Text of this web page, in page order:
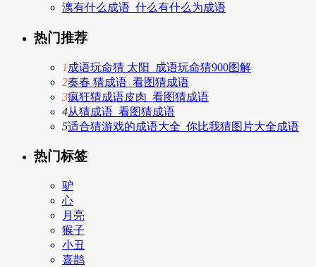
漓有什么成语_什么有什么为成语
热门推荐
1 成语玩命猜 太阳_成语玩命猜900图解
2奏春 猜成语_看图猜成语
3疯狂猜成语皮肉_看图猜成语
4从猜成语_看图猜成语
5适合猜游戏的成语大全_你比我猜图片大全成语
热门标签
驴
心
月亮
猴子
小丑
喜鹊